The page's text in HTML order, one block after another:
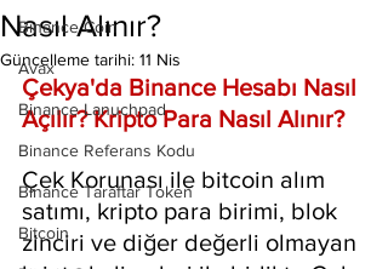
Binance Coin
Avax
Binance Lanuchpad
Binance Referans Kodu
Binance Taraftar Token
Bitcoin
Nasıl Alınır?
Güncelleme tarihi: 11 Nis
Çekya'da Binance Hesabı Nasıl
Açılır? Kripto Para Nasıl Alınır?
Çek Korunası ile bitcoin alım
satımı, kripto para birimi, blok
zinciri ve diğer değerli olmayan